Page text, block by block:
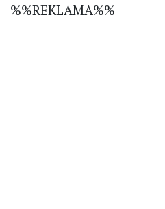
%%REKLAMA%%